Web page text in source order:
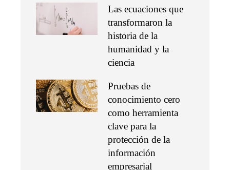
Las ecuaciones que
transformaron la
historia de la
humanidad y la
ciencia
Pruebas de
conocimiento cero
como herramienta
clave para la
protección de la
información
empresarial